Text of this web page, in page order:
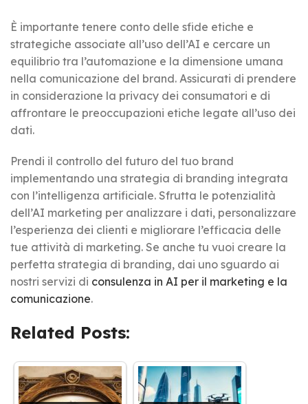
È importante tenere conto delle sfide etiche e
strategiche associate all’uso dell’AI e cercare un
equilibrio tra l’automazione e la dimensione umana
nella comunicazione del brand. Assicurati di prendere
in considerazione la privacy dei consumatori e di
affrontare le preoccupazioni etiche legate all’uso dei
dati.
Prendi il controllo del futuro del tuo brand
implementando una strategia di branding integrata
con l’intelligenza artificiale. Sfrutta le potenzialità
dell’AI marketing per analizzare i dati, personalizzare
l’esperienza dei clienti e migliorare l’efficacia delle
tue attività di marketing. Se anche tu vuoi creare la
perfetta strategia di branding, dai uno sguardo ai
nostri servizi di consulenza in AI per il marketing e la
comunicazione.
Related Posts: